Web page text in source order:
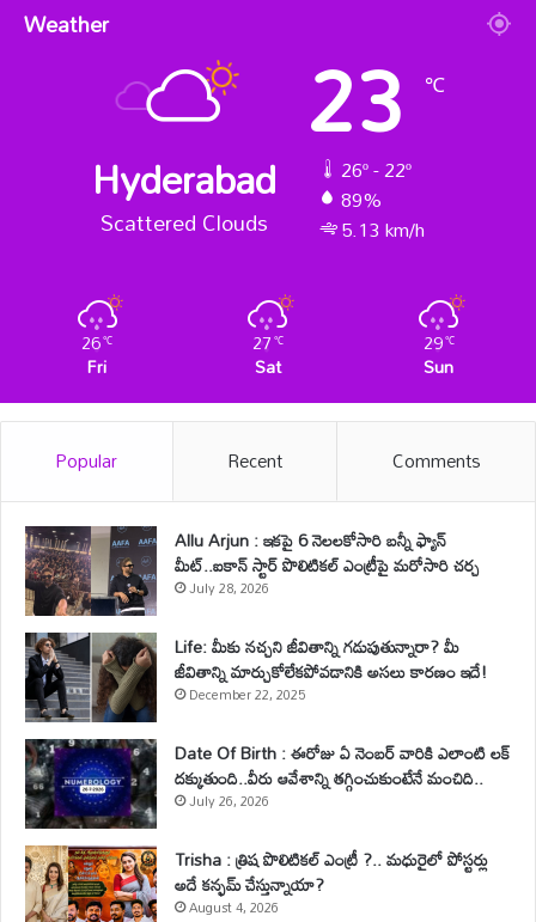
Weather
Hyderabad
Scattered Clouds
23 ℃
26º - 22º
89%
5.13 km/h
26℃
Fri
27℃
Sat
29℃
Sun
Popular Recent Comments
Allu Arjun : ఇకపై 6 నెలలకోసారి బన్నీ ఫ్యాన్
మీట్..ఐకాన్ స్టార్ పొలిటికల్ ఎంట్రీపై మరోసారి చర్చ
July 28, 2026
Life: మీకు నచ్చని జీవితాన్ని గడుపుతున్నారా? మీ
జీవితాన్ని మార్చుకోలేకపోవడానికి అసలు కారణం ఇదే!
December 22, 2025
Date Of Birth : ఈరోజు ఏ నెంబర్ వారికి ఎలాంటి లక్
దక్కుతుంది..వీరు ఆవేశాన్ని తగ్గించుకుంటేనే మంచిది..
July 26, 2026
Trisha : త్రిష పొలిటికల్ ఎంట్రీ ?.. మధురైలో పోస్టర్లు
అదే కన్ఫమ్ చేస్తున్నాయా?
August 4, 2026